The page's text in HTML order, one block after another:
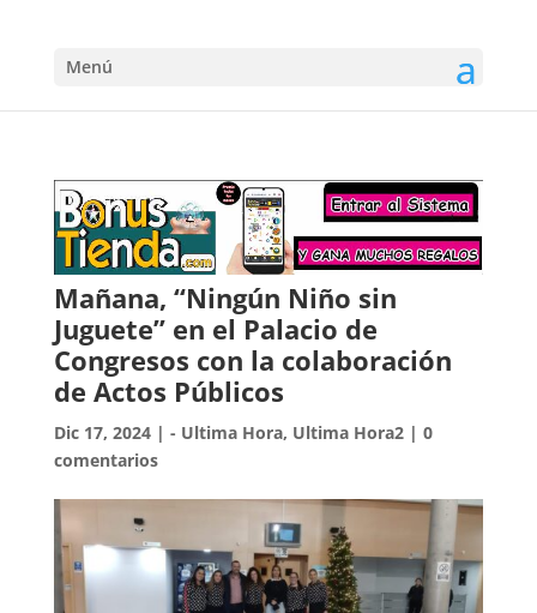
Menú
Mañana, “Ningún Niño sin
Juguete” en el Palacio de
Congresos con la colaboración
de Actos Públicos
Dic 17, 2024| - Ultima Hora, Ultima Hora2| 0
comentarios